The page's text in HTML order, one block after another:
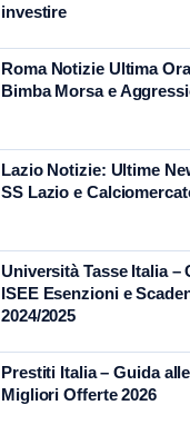
investire
Roma Notizie Ultima
Bimba Morsa e
Lazio Notizie: Ultime
SS Lazio e
Università Tasse Italia –
ISEE Esenzioni e
2024/2025
Prestiti Italia – Guida alle
Migliori Offerte 2026